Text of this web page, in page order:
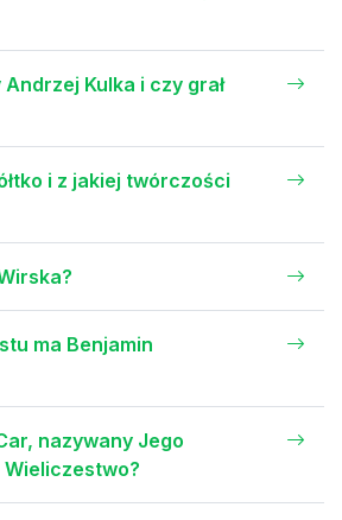
Kulka i czy grał
i z jakiej twórczości
ma Benjamin
nazywany Jego